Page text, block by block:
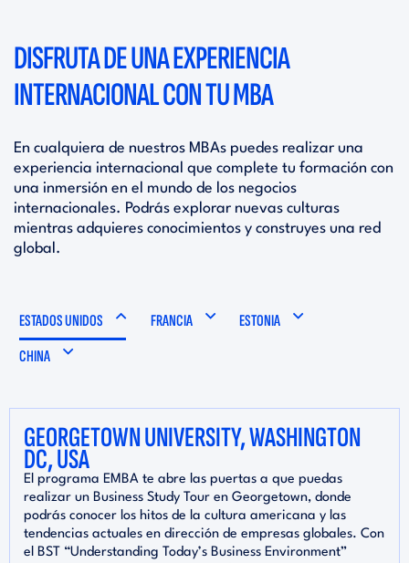
DISFRUTA DE UNA EXPERIENCIA
INTERNACIONAL CON TU MBA
En cualquiera de nuestros MBAs puedes realizar una
experiencia internacional que complete tu formación con
una inmersión en el mundo de los negocios
internacionales. Podrás explorar nuevas culturas
mientras adquieres conocimientos y construyes una red
global.
ESTADOS UNIDOS FRANCIA
ESTONIA
CHINA
GEORGETOWN UNIVERSITY, WASHINGTON
DC, USA
El programa EMBA te abre las puertas a que puedas
realizar un Business Study Tour en Georgetown, donde
podrás conocer los hitos de la cultura americana y las
tendencias actuales en dirección de empresas globales. Con
el BST “Understanding Today’s Business Environment”